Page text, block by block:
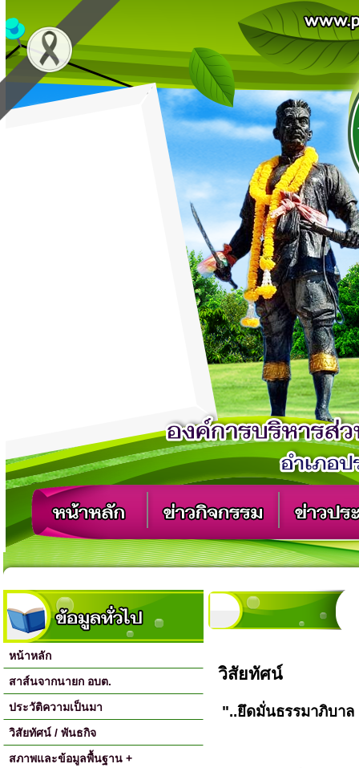
หน้าหลัก
สาส์นจากนายก อบต.
ประวัติความเป็นมา
วิสัยทัศน์ / พันธกิจ
สภาพและข้อมูลพื้นฐาน +
วิสัยทัศน์
"..ยึดมั่นธรรมาภิบาล